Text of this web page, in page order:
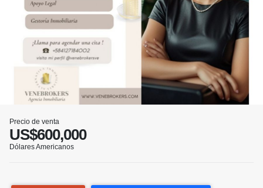
Precio de venta
US$600,000
Dólares Americanos